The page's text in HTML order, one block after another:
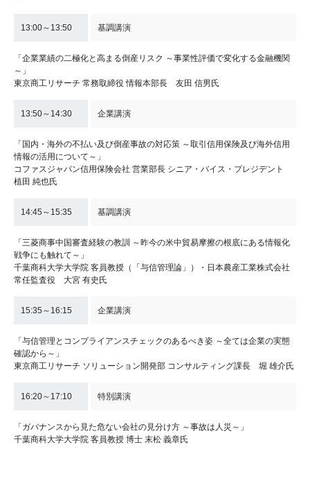
13:00～13:50 基調講演
「企業業績の二極化と高まる倒産リスク ～事業性評価で変化する金融機関
～」
東京商工リサーチ 常務取締役 情報本部長 友田 信男氏
13:50～14:30 企業講演
「国内・海外の不払い及び倒産事故の対応策 ～取引信用保険及び海外信用
情報の活用について～」
コファスジャパン信用保険会社 営業部長 シニア・バイス・プレジデント
植田 純也氏
14:45～15:35 基調講演
「三菱商事中国審査経験の教訓 ～昨今の米中貿易摩擦の根底にある情報化
戦争にも触れて～」
千葉商科大学大学院 客員教授（「与信管理論」）・日本農産工業株式会社
常任監査役 大宮 有史氏
15:35～16:15 企業講演
「与信管理とコンプライアンスチェックのあるべき姿 ～全ては企業の実態
確認から～」
東京商工リサーチ ソリューション開発部 コンサルティング課長 堀 雄介氏
16:20～17:10 特別講演
「ガバナンスから見た危ない会社の見分け方 ～事故は人災～」
千葉商科大学大学院 客員教授 博士 末松 義章氏